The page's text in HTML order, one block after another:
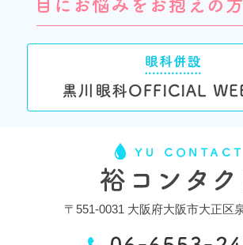
〒551-0031 大阪府大阪市大正区